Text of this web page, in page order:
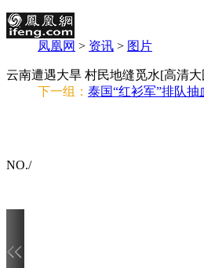
凤凰网 > 资讯 > 图片
云南遭遇大旱 村民地缝觅水[高清
下一组： 泰国“红衫军”排队
NO./